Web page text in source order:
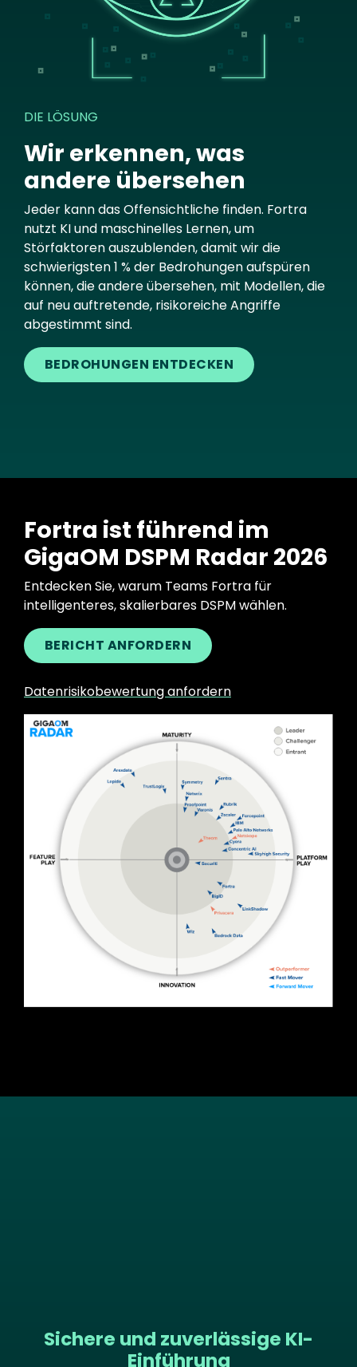
DIE LÖSUNG
Wir erkennen, was
andere übersehen
Jeder kann das Offensichtliche finden. Fortra
nutzt KI und maschinelles Lernen, um
Störfaktoren auszublenden, damit wir die
schwierigsten 1 % der Bedrohungen aufspüren
können, die andere übersehen, mit Modellen, die
auf neu auftretende, risikoreiche Angriffe
abgestimmt sind.
BEDROHUNGEN ENTDECKEN
Fortra ist führend im
GigaOM DSPM Radar 2026
Entdecken Sie, warum Teams Fortra für
intelligenteres, skalierbares DSPM wählen.
BERICHT ANFORDERN
Datenrisikobewertung anfordern
Image
Sichere und zuverlässige KI-
Einführung